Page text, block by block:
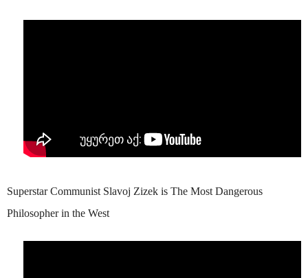
Superstar Communist Slavoj Zizek is The Most Dangerous
Philosopher in the West